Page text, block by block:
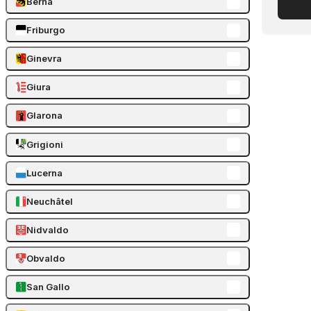
Friburgo
Ginevra
Giura
Glarona
Grigioni
Lucerna
Neuchâtel
Nidvaldo
Obvaldo
San Gallo